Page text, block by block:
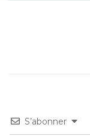
S’abonner